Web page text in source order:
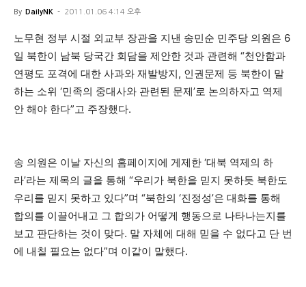
By DailyNK - 2011.01.06 4:14 오후
노무현 정부 시절 외교부 장관을 지낸 송민순 민주당 의원은 6
일 북한이 남북 당국간 회담을 제안한 것과 관련해 “천안함과
연평도 포격에 대한 사과와 재발방지, 인권문제 등 북한이 말
하는 소위 ‘민족의 중대사와 관련된 문제’로 논의하자고 역제
안 해야 한다”고 주장했다.
송 의원은 이날 자신의 홈페이지에 게제한 ‘대북 역제의 하
라’라는 제목의 글을 통해 “우리가 북한을 믿지 못하듯 북한도
우리를 믿지 못하고 있다”며 “북한의 ‘진정성’은 대화를 통해
합의를 이끌어내고 그 합의가 어떻게 행동으로 나타나는지를
보고 판단하는 것이 맞다. 말 자체에 대해 믿을 수 없다고 단 번
에 내칠 필요는 없다”며 이같이 말했다.